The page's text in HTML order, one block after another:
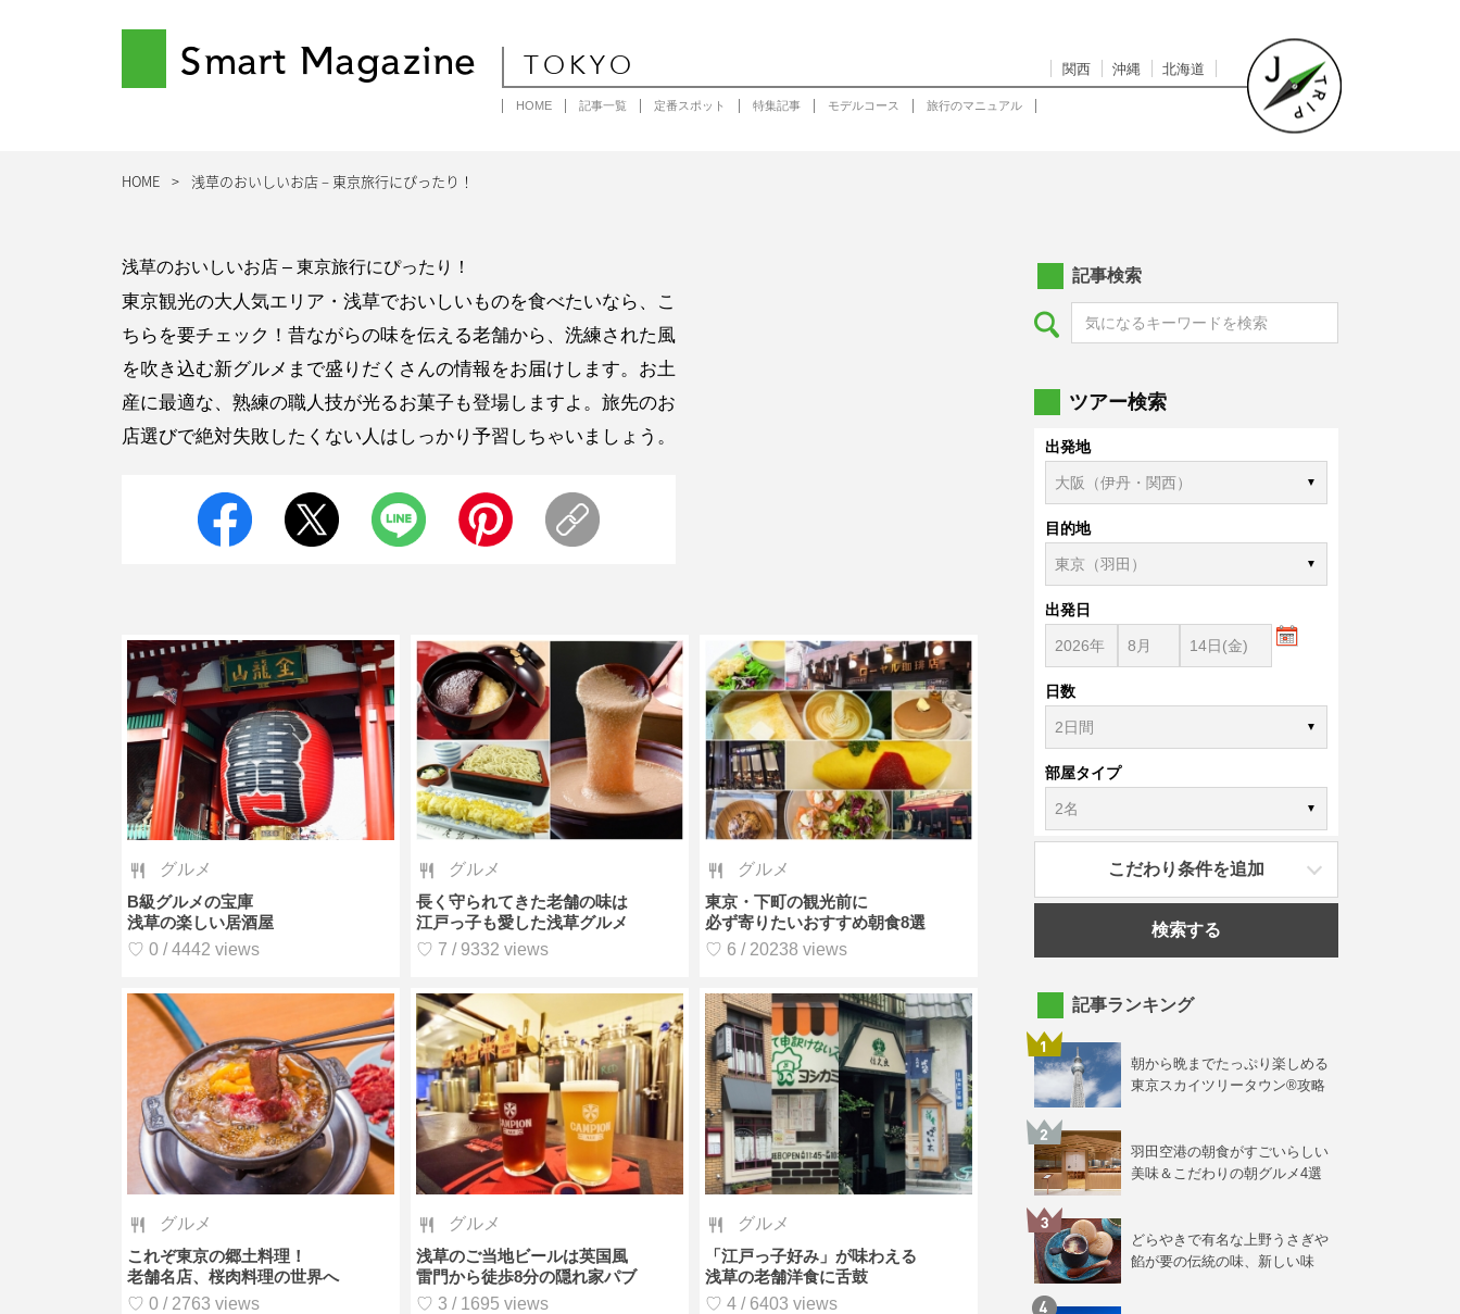
Smart Magazine TOKYO 関西 沖縄 北海道
HOME 記事一覧 定番スポット 特集記事 モデルコース 旅行のマニュアル
HOME 浅草のおいしいお店 – 東京旅行にぴったり！
浅草のおいしいお店 – 東京旅行にぴったり！
東京観光の大人気エリア・浅草でおいしいものを食べたいなら、こ
ちらを要チェック！昔ながらの味を伝える老舗から、洗練された風
を吹き込む新グルメまで盛りだくさんの情報をお届けします。お土
産に最適な、熟練の職人技が光るお菓子も登場しますよ。旅先のお
店選びで絶対失敗したくない人はしっかり予習しちゃいましょう。
グルメ
B級グルメの宝庫
浅草の楽しい居酒屋
♡ 0 / 4442 views
グルメ
長く守られてきた老舗の味は
江戸っ子も愛した浅草グルメ
♡ 7 / 9332 views
グルメ
東京・下町の観光前に
必ず寄りたいおすすめ朝食8選
♡ 6 / 20238 views
グルメ
これぞ東京の郷土料理！
老舗名店、桜肉料理の世界へ
♡ 0 / 2763 views
グルメ
浅草のご当地ビールは英国風
雷門から徒歩8分の隠れ家パブ
♡ 3 / 1695 views
グルメ
「江戸っ子好み」が味わえる
浅草の老舗洋食に舌鼓
♡ 4 / 6403 views
記事検索
ツアー検索
出発地
目的地
出発日
日数
部屋タイプ
こだわり条件を追加
検索する
記事ランキング
朝から晩までたっぷり楽しめる
東京スカイツリータウン®攻略
羽田空港の朝食がすごいらしい
美味＆こだわりの朝グルメ4選
どらやきで有名な上野うさぎや
餡が要の伝統の味、新しい味